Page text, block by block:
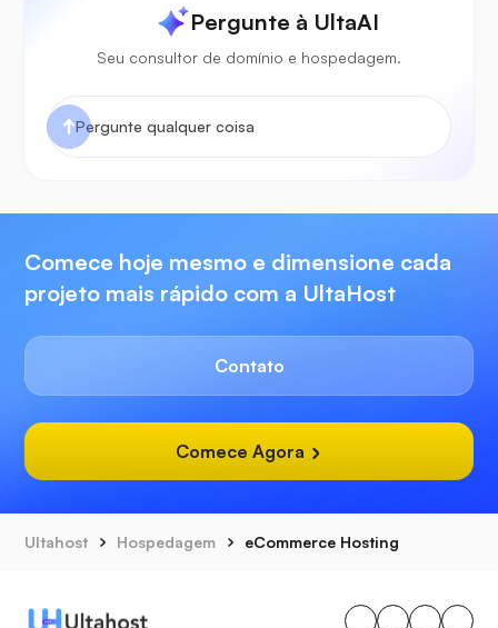
Pergunte à UltaAI
Seu consultor de domínio e hospedagem.
Comece hoje mesmo e dimensione cada
projeto mais rápido com a UltaHost
Contato
Comece Agora
Ultahost Hospedagem eCommerce Hosting